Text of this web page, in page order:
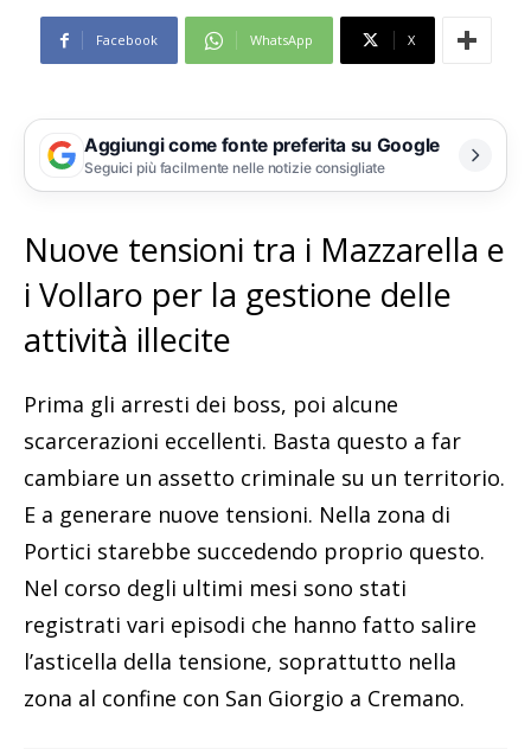
Facebook WhatsApp X
Aggiungi come fonte preferita su Google
Seguici più facilmente nelle notizie consigliate
Nuove tensioni tra i Mazzarella e
i Vollaro per la gestione delle
attività illecite
Prima gli arresti dei boss, poi alcune
scarcerazioni eccellenti. Basta questo a far
cambiare un assetto criminale su un territorio.
E a generare nuove tensioni. Nella zona di
Portici starebbe succedendo proprio questo.
Nel corso degli ultimi mesi sono stati
registrati vari episodi che hanno fatto salire
l’asticella della tensione, soprattutto nella
zona al confine con San Giorgio a Cremano.